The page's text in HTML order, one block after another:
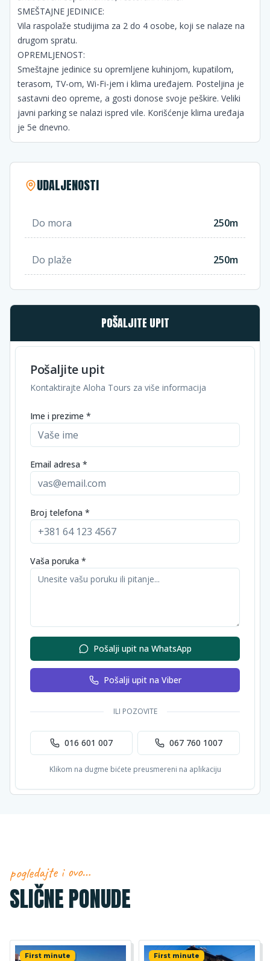
SMEŠTAJNE JEDINICE:
Vila raspolaže studijima za 2 do 4 osobe, koji se nalaze na
drugom spratu.
OPREMLJENOST:
Smeštajne jedinice su opremljene kuhinjom, kupatilom,
terasom, TV-om, Wi-Fi-jem i klima uređajem. Posteljina je
sastavni deo opreme, a gosti donose svoje peškire. Veliki
javni parking se nalazi ispred vile. Korišćenje klima uređaja
je 5e dnevno.
UDALJENOSTI
Do mora 250m
Do plaže 250m
POŠALJITE UPIT
Pošaljite upit
Kontaktirajte Aloha Tours za više informacija
Ime i prezime *
Email adresa *
Broj telefona *
Vaša poruka *
Pošalji upit na WhatsApp
Pošalji upit na Viber
ILI POZOVITE
016 601 007 067 760 1007
Klikom na dugme bićete preusmereni na aplikaciju
pogledajte i ovo…
SLIČNE PONUDE
First minute First minute